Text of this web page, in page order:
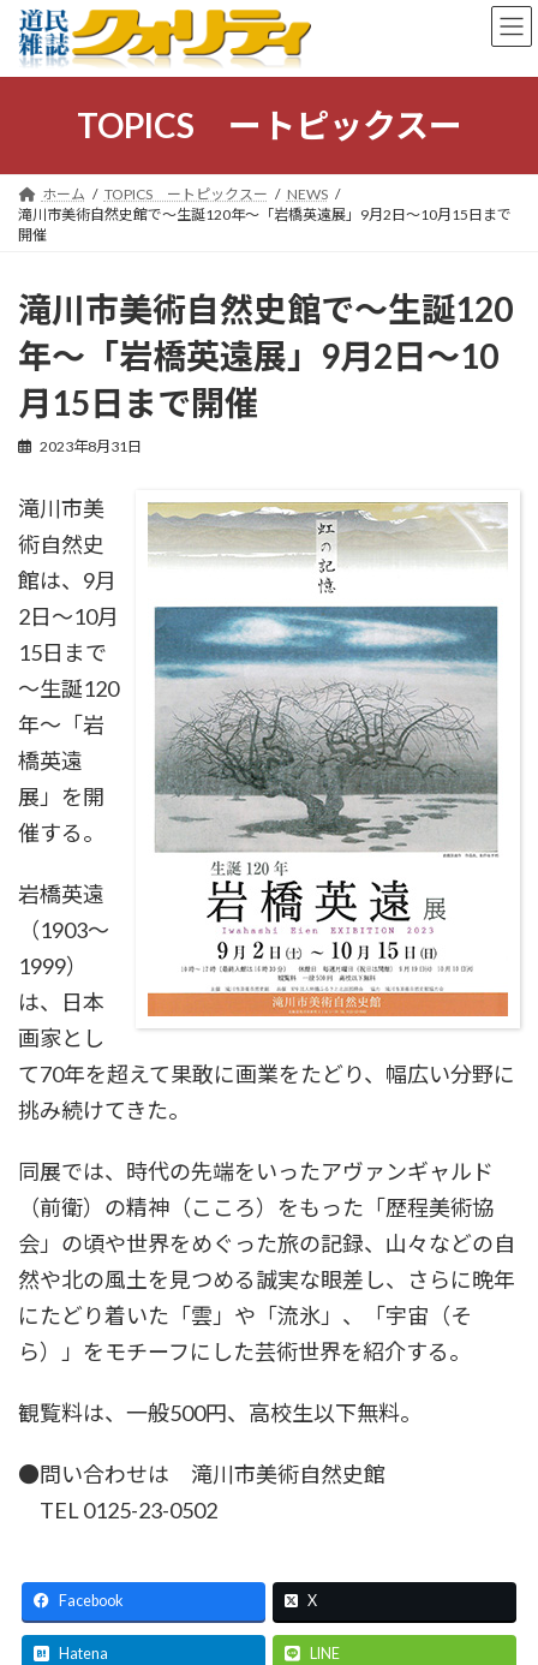
ン
キ
ー
に
TOPICS ートピックスー
ホーム TOPICS ートピックスー
NEWS
滝川市美術自然史館で～生誕120年～「岩橋英遠展」9月2日～10月15日まで
開催
滝川市美術自然史館で～生誕120
年～「岩橋英遠展」9月2日～10
月15日まで開催
2023年8月31日
滝川市美
術自然史
館は、9月
2日～10月
15日まで
～生誕120
年～「岩
橋英遠
展」を開
催する。
岩橋英遠
（1903～
1999）
は、日本
画家とし
て70年を超えて果敢に画業をたどり、幅広い分野に
挑み続けてきた。
同展では、時代の先端をいったアヴァンギャルド
（前衛）の精神（こころ）をもった「歴程美術協
会」の頃や世界をめぐった旅の記録、山々などの自
然や北の風土を見つめる誠実な眼差し、さらに晩年
にたどり着いた「雲」や「流氷」、「宇宙（そ
ら）」をモチーフにした芸術世界を紹介する。
観覧料は、一般500円、高校生以下無料。
●問い合わせは 滝川市美術自然史館
TEL 0125-23-0502
Facebook X
Hatena LINE